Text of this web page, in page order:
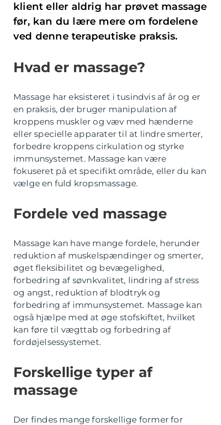
klient eller aldrig har prøvet massage
før, kan du lære mere om fordelene
ved denne terapeutiske praksis.
Hvad er massage?
Massage har eksisteret i tusindvis af år og er
en praksis, der bruger manipulation af
kroppens muskler og væv med hænderne
eller specielle apparater til at lindre smerter,
forbedre kroppens cirkulation og styrke
immunsystemet. Massage kan være
fokuseret på et specifikt område, eller du kan
vælge en fuld kropsmassage.
Fordele ved massage
Massage kan have mange fordele, herunder
reduktion af muskelspændinger og smerter,
øget fleksibilitet og bevægelighed,
forbedring af søvnkvalitet, lindring af stress
og angst, reduktion af blodtryk og
forbedring af immunsystemet. Massage kan
også hjælpe med at øge stofskiftet, hvilket
kan føre til vægttab og forbedring af
fordøjelsessystemet.
Forskellige typer af
massage
Der findes mange forskellige former for